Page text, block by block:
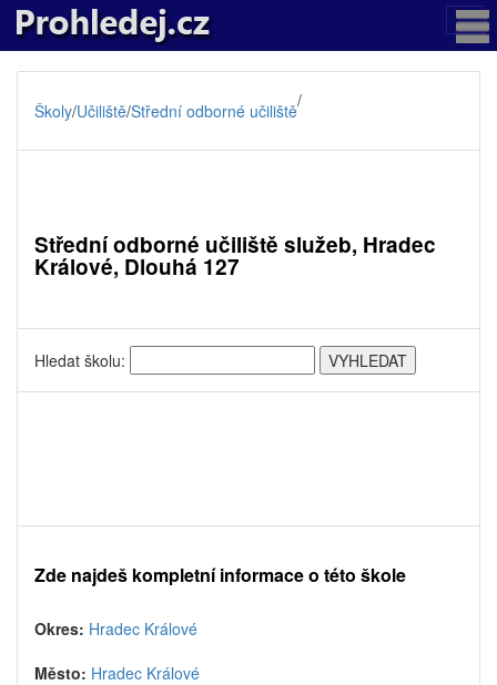
Školy/Učiliště/Střední odborné učiliště/
Střední odborné učiliště služeb, Hradec
Králové, Dlouhá 127
Hledat školu:
Zde najdeš kompletní informace o této škole
Okres: Hradec Králové
Město: Hradec Králové